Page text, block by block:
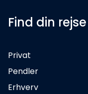
Find din rejse
Privat
Pendler
Erhverv